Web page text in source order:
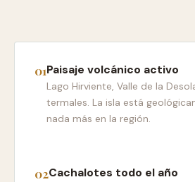
Paisaje volcánico activo
Lago Hirviente, Valle de la
termales. La isla está
nada más en la región.
Cachalotes todo el año